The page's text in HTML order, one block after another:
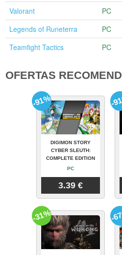
Valorant
PC
Legends of Runeterra
PC
Teamfight Tactics
PC
OFERTAS
DIGIMON STORY
CYBER SLEUTH:
COMPLETE EDITION
PC
3.39 €
-91% -
-31% -